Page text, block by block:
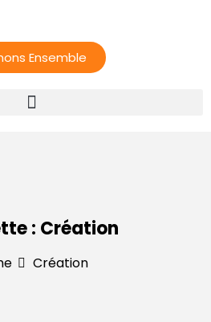
Ensemble
: Création
Création